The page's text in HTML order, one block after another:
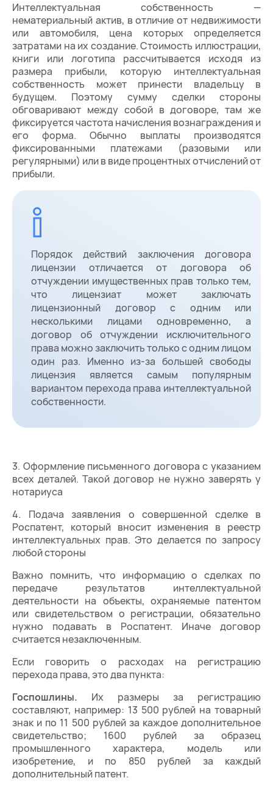
Интеллектуальная собственность —
нематериальный актив, в отличие от недвижимости
или автомобиля, цена которых определяется
затратами на их создание. Стоимость иллюстрации,
книги или логотипа рассчитывается исходя из
размера прибыли, которую интеллектуальная
собственность может принести владельцу в
будущем. Поэтому сумму сделки стороны
обговаривают между собой в договоре, там же
фиксируется частота начисления вознаграждения и
его форма. Обычно выплаты производятся
фиксированными платежами (разовыми или
регулярными) или в виде процентных отчислений от
прибыли.
Порядок действий заключения договора
лицензии отличается от договора об
отчуждении имущественных прав только тем,
что лицензиат может заключать
лицензионный договор с одним или
несколькими лицами одновременно, а
договор об отчуждении исключительного
права можно заключить только с одним лицом
один раз. Именно из-за большей свободы
лицензия является самым популярным
вариантом перехода права интеллектуальной
собственности.
3. Оформление письменного договора с указанием
всех деталей. Такой договор не нужно заверять у
нотариуса
4. Подача заявления о совершенной сделке в
Роспатент, который вносит изменения в реестр
интеллектуальных прав. Это делается по запросу
любой стороны
Важно помнить, что информацию о сделках по
передаче результатов интеллектуальной
деятельности на объекты, охраняемые патентом
или свидетельством о регистрации, обязательно
нужно подавать в Роспатент. Иначе договор
считается незаключенным.
Если говорить о расходах на регистрацию
перехода права, это два пункта:
Госпошлины. Их размеры за регистрацию
составляют, например: 13 500 рублей на товарный
знак и по 11 500 рублей за каждое дополнительное
свидетельство; 1600 рублей за образец
промышленного характера, модель или
изобретение, и по 850 рублей за каждый
дополнительный патент.